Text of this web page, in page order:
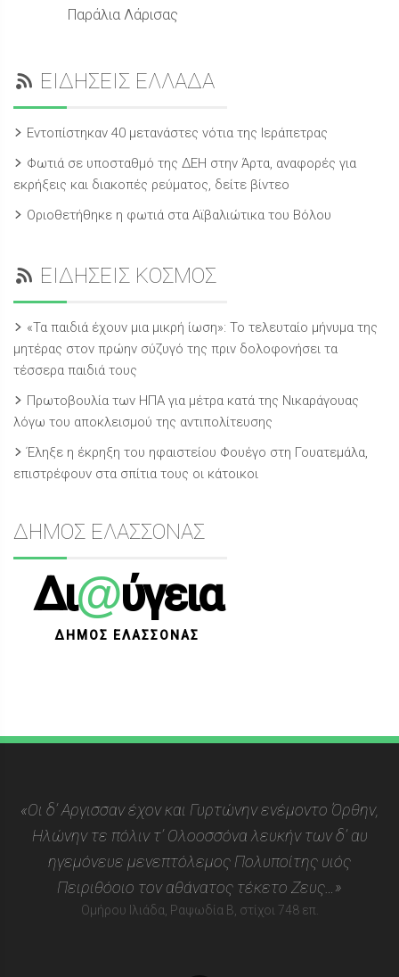
Παράλια Λάρισας
ΕΙΔΗΣΕΙΣ ΕΛΛΑΔΑ
Εντοπίστηκαν 40 μετανάστες νότια της Ιεράπετρας
Φωτιά σε υποσταθμό της ΔΕΗ στην Άρτα, αναφορές για
εκρήξεις και διακοπές ρεύματος, δείτε βίντεο
Οριοθετήθηκε η φωτιά στα Αϊβαλιώτικα του Βόλου
ΕΙΔΗΣΕΙΣ ΚΟΣΜΟΣ
«Τα παιδιά έχουν μια μικρή ίωση»: Το τελευταίο μήνυμα της
μητέρας στον πρώην σύζυγό της πριν δολοφονήσει τα
τέσσερα παιδιά τους
Πρωτοβουλία των ΗΠΑ για μέτρα κατά της Νικαράγουας
λόγω του αποκλεισμού της αντιπολίτευσης
Έληξε η έκρηξη του ηφαιστείου Φουέγο στη Γουατεμάλα,
επιστρέφουν στα σπίτια τους οι κάτοικοι
ΔΗΜΟΣ ΕΛΑΣΣΟΝΑΣ
Δι@ύγεια
ΔΗΜΟΣ ΕΛΑΣΣΟΝΑΣ
«Οι δ’ Αργισσαν έχον και Γυρτώνην ενέμοντο Όρθην,
Ηλώνην τε πόλιν τ’ Ολοοσσόνα λευκήν των δ’ αυ
ηγεμόνευε μενεπτόλεμος Πολυποίτης υιός
Πειριθόοιο τον αθάνατος τέκετο Ζευς…»
Ομήρου Ιλιάδα, Ραψωδία Β, στίχοι 748 επ.